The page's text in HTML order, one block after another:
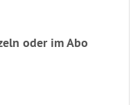
oder im Abo